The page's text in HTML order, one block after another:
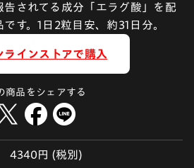
告されてる成分「エラグ酸」を配
す。1日2粒目安、約31日分。
ラインストアで購入
商品をシェアする
4340円 (税別)